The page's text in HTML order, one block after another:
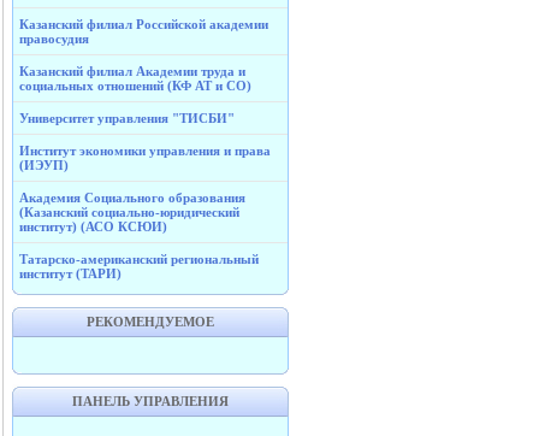
Казанский филиал Российской академии
правосудия
Казанский филиал Академии труда и
социальных отношений (КФ АТ и СО)
Университет управления "ТИСБИ"
Институт экономики управления и права
(ИЭУП)
Академия Социального образования
(Казанский социально-юридический
институт) (АСО КСЮИ)
Татарско-американский региональный
институт (ТАРИ)
РЕКОМЕНДУЕМОЕ
ПАНЕЛЬ УПРАВЛЕНИЯ